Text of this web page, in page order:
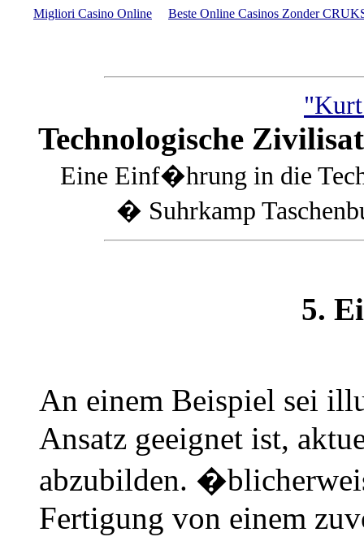
Migliori Casino Online Beste Online Casinos Zonder
Technologische
Eine Einf�hrung in die
� Suhrkamp
5.
An einem Beispiel sei
Ansatz geeignet ist,
abzubilden.
Fertigung von einem